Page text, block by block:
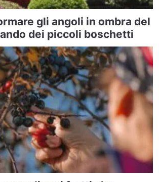
gli angoli in ombra del
dei piccoli boschetti